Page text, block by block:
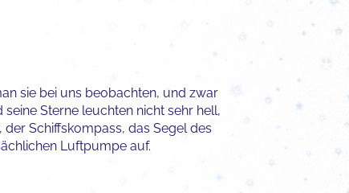
sie bei uns beobachten, und zwar
Sterne leuchten nicht sehr hell,
Schiffskompass, das Segel des
Luftpumpe auf.